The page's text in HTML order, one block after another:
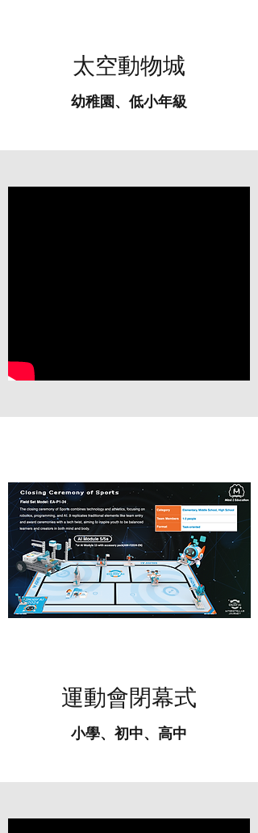
​太空動物城
幼稚園、低小年級
​運動會閉幕式
小學、初中、高中